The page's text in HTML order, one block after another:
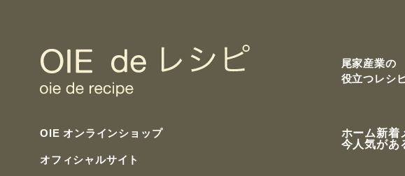
尾家産業の
役立つレシ
OIE オンラインショップ
オフィシャルサイト
ホーム新着
今人気があ